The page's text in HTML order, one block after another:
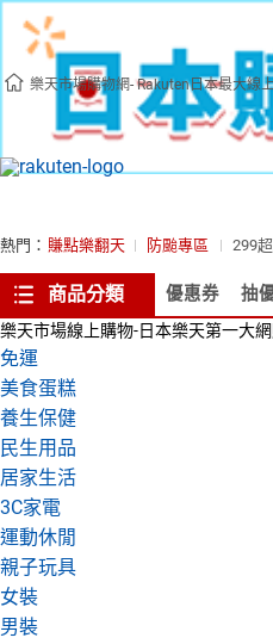
樂天市場購物網- Rakuten日本最大線
熱門： 賺點樂翻天 防颱專區 299
商品分類 優惠券 抽
樂天市場線上購物-日本樂天第一大
免運
美食蛋糕
養生保健
民生用品
居家生活
3C家電
運動休閒
親子玩具
女裝
男裝